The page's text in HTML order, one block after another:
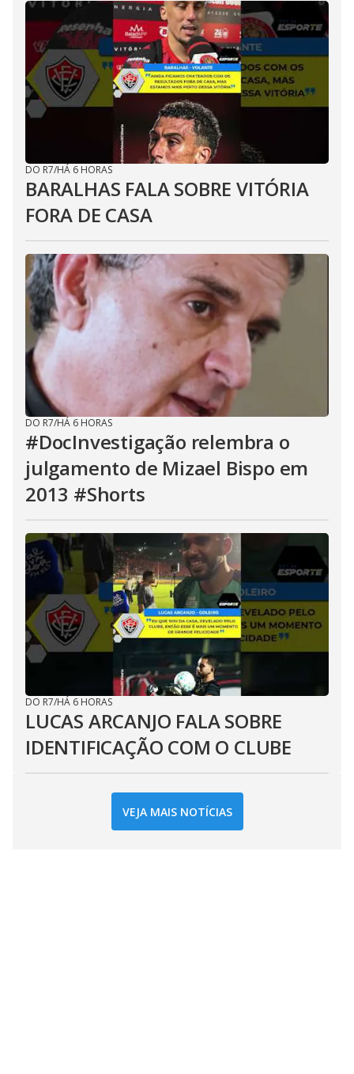
DO R7/HÁ 6 HORAS
BARALHAS FALA SOBRE VITÓRIA
FORA DE CASA
DO R7/HÁ 6 HORAS
#DocInvestigação relembra o
julgamento de Mizael Bispo em
2013 #Shorts
DO R7/HÁ 6 HORAS
LUCAS ARCANJO FALA SOBRE
IDENTIFICAÇÃO COM O CLUBE
VEJA MAIS NOTÍCIAS